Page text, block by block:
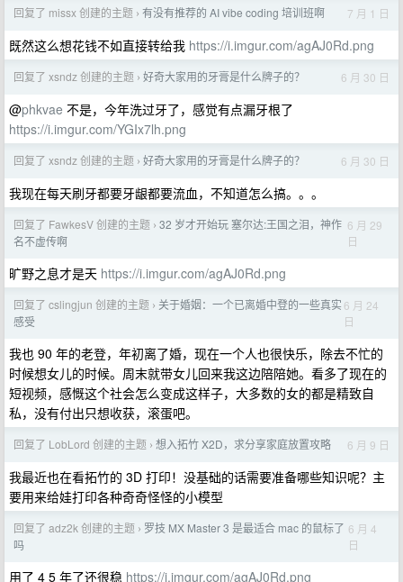
回复了 missx 创建的主题 › 有没有推荐的 AI vibe coding 培训班啊 7 月 1 日
既然这么想花钱不如直接转给我 https://i.imgur.com/agAJ0Rd.png
回复了 xsndz 创建的主题 › 好奇大家用的牙膏是什么牌子的？ 6 月 30 日
@phkvae 不是，今年洗过牙了，感觉有点漏牙根了
https://i.imgur.com/YGIx7lh.png
回复了 xsndz 创建的主题 › 好奇大家用的牙膏是什么牌子的？ 6 月 30 日
我现在每天刷牙都要牙龈都要流血，不知道怎么搞。。。
回复了 FawkesV 创建的主题 › 32 岁才开始玩 塞尔达:王国之泪，神作
名不虚传啊
6 月 29
日
旷野之息才是天 https://i.imgur.com/agAJ0Rd.png
回复了 cslingjun 创建的主题 › 关于婚姻：一个已离婚中登的一些真实
感受
6 月 24
日
我也 90 年的老登，年初离了婚，现在一个人也很快乐，除去不忙的
时候想女儿的时候。周末就带女儿回来我这边陪陪她。看多了现在的
短视频，感慨这个社会怎么变成这样子，大多数的女的都是精致自
私，没有付出只想收获，滚蛋吧。
回复了 LobLord 创建的主题 › 想入拓竹 X2D，求分享家庭放置攻略 6 月 9 日
我最近也在看拓竹的 3D 打印！没基础的话需要准备哪些知识呢？主
要用来给娃打印各种奇奇怪怪的小模型
回复了 adz2k 创建的主题 › 罗技 MX Master 3 是最适合 mac 的鼠标了
吗
6 月 4
日
用了 4 5 年了还很稳 https://i.imgur.com/agAJ0Rd.png